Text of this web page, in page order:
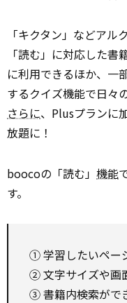
「キクタン」などアル
「読む」に対応した
に利用できるほか、一
するクイズ機能で日々
さらに、Plusプランに
放題に！
boocoの「読む」 機能
す。
① 学習したいペー
② 文字サイズや画
③ 書籍内検索がで